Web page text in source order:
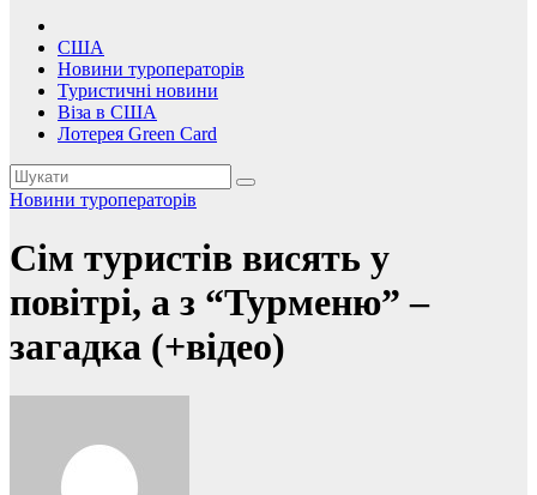
США
Новини туроператорів
Туристичні новини
Віза в США
Лотерея Green Card
Новини туроператорів
Сім туристів висять у
повітрі, а з “Турменю” –
загадка (+відео)